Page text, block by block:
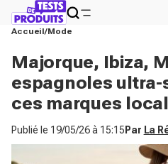
Accueil Mode
Majorque, Ibiza,
espagnoles
ces marques
Publié le 19/05/26 à 15:15 Par La